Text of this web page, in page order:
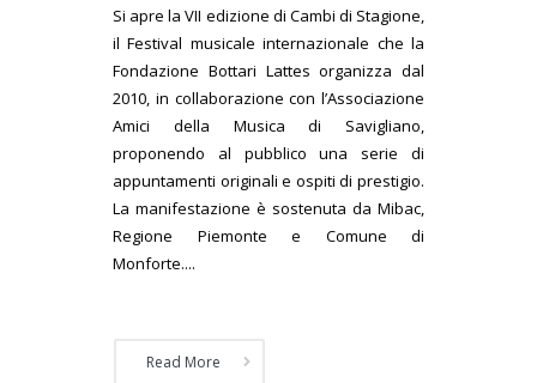
Si apre la VII edizione di Cambi di Stagione,
il Festival musicale internazionale che la
Fondazione Bottari Lattes organizza dal
2010, in collaborazione con l’Associazione
Amici della Musica di Savigliano,
proponendo al pubblico una serie di
appuntamenti originali e ospiti di prestigio.
La manifestazione è sostenuta da Mibac,
Regione Piemonte e Comune di
Monforte....
Read More